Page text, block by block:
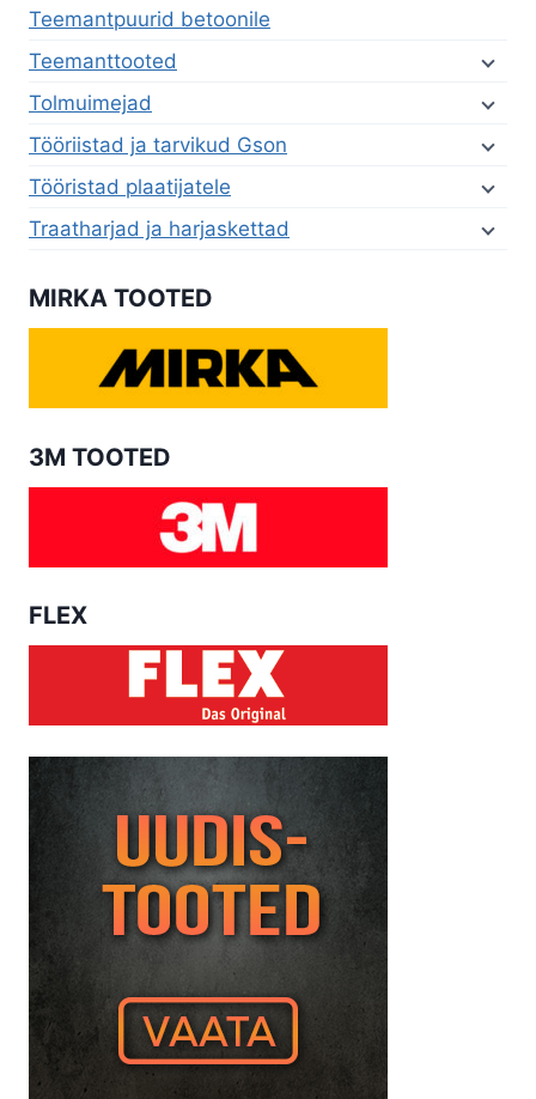
Teemantpuurid betoonile
Teemanttooted
Tolmuimejad
Tööriistad ja tarvikud Gson
Tööristad plaatijatele
Traatharjad ja harjaskettad
MIRKA TOOTED
3M TOOTED
FLEX